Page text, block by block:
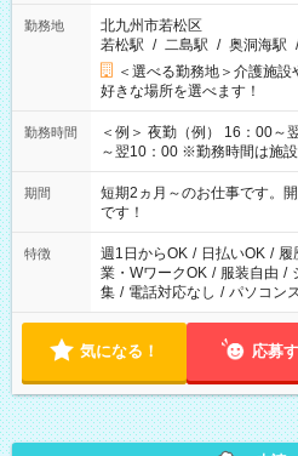
勤務地
北九州市若松区
若松駅 / 二島駅 / 奥洞海駅
＜選べる勤務地＞介護施
好きな場所を選べます！
勤務時間
＜例＞ 夜勤（例） 16：00～
～翌10：00 ※勤務時間は施設によっ
みたい」 「しっかり稼ぎた
い」など ご希望にあったお仕事を
の方の場合は1～2ヶ月間は
仕事に慣れてからの夜勤になります。 ★家庭の
必要な場合も遠慮なくご相談
期間
短期2ヵ月～のお仕事です。
です！
特徴 週1日からOK / 日払いOK / 履
業・WワークOK / 服装自由 /
集 / 電話対応なし / パソコン
気になる！ 応募